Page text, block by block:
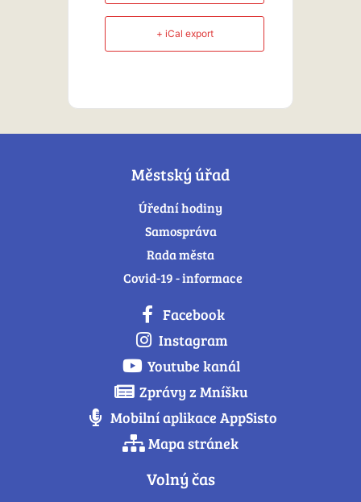
+ iCal export
Městský úřad
Úřední hodiny
Samospráva
Rada města
Covid-19 - informace
Facebook
Instagram
Youtube kanál
Zprávy z Mníšku
Mobilní aplikace AppSisto
Mapa stránek
Volný čas